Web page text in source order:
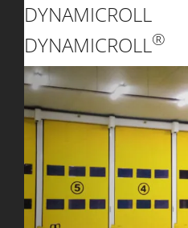
DYNAMICROLL
DYNAMICROLL®